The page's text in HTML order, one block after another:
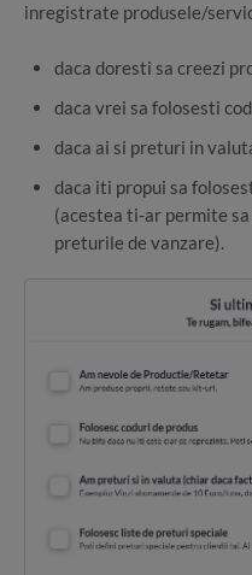
inregistrate produsele/
daca doresti sa creezi
daca vrei sa folosesti
daca ai si preturi in
daca iti propui sa
(acestea ti-ar permite
preturile de vanzare).